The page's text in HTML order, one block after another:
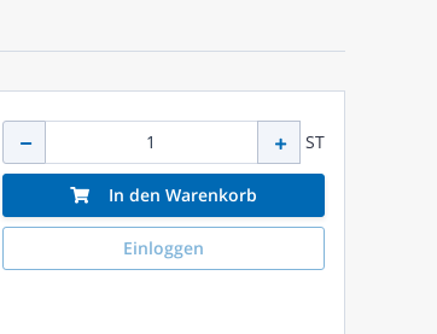
ST
In den Warenkorb
Einloggen